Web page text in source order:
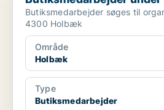
Butiksmedarbejder søges til
4300 Holbæk
Område
Holbæk
Type
Butiksmedarbejder